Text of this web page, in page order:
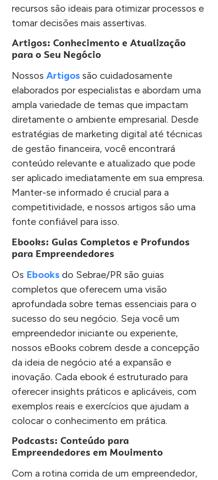
recursos são ideais para otimizar processos e
tomar decisões mais assertivas.
Artigos: Conhecimento e Atualização
para o Seu Negócio
Nossos Artigos são cuidadosamente
elaborados por especialistas e abordam uma
ampla variedade de temas que impactam
diretamente o ambiente empresarial. Desde
estratégias de marketing digital até técnicas
de gestão financeira, você encontrará
conteúdo relevante e atualizado que pode
ser aplicado imediatamente em sua empresa.
Manter-se informado é crucial para a
competitividade, e nossos artigos são uma
fonte confiável para isso.
Ebooks: Guias Completos e Profundos
para Empreendedores
Os Ebooks do Sebrae/PR são guias
completos que oferecem uma visão
aprofundada sobre temas essenciais para o
sucesso do seu negócio. Seja você um
empreendedor iniciante ou experiente,
nossos eBooks cobrem desde a concepção
da ideia de negócio até a expansão e
inovação. Cada ebook é estruturado para
oferecer insights práticos e aplicáveis, com
exemplos reais e exercícios que ajudam a
colocar o conhecimento em prática.
Podcasts: Conteúdo para
Empreendedores em Movimento
Com a rotina corrida de um empreendedor,